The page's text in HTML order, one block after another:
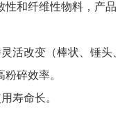
性和纤维性物料，产品
活改变（棒状、锤头、
碎效率。
寿命长。